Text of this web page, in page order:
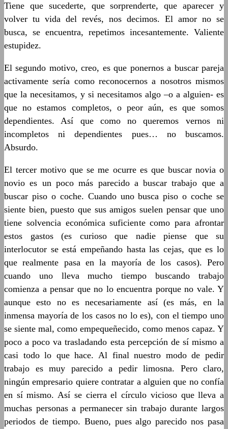
Tiene que sucederte, que sorprenderte, que aparecer y
volver tu vida del revés, nos decimos. El amor no se
busca, se encuentra, repetimos incesantemente. Valiente
estupidez.
El segundo motivo, creo, es que ponernos a buscar pareja
activamente sería como reconocernos a nosotros mismos
que la necesitamos, y si necesitamos algo –o a alguien- es
que no estamos completos, o peor aún, es que somos
dependientes. Así que como no queremos vernos ni
incompletos ni dependientes pues… no buscamos.
Absurdo.
El tercer motivo que se me ocurre es que buscar novia o
novio es un poco más parecido a buscar trabajo que a
buscar piso o coche. Cuando uno busca piso o coche se
siente bien, puesto que sus amigos suelen pensar que uno
tiene solvencia económica suficiente como para afrontar
estos gastos (es curioso que nadie piense que su
interlocutor se está empeñando hasta las cejas, que es lo
que realmente pasa en la mayoría de los casos). Pero
cuando uno lleva mucho tiempo buscando trabajo
comienza a pensar que no lo encuentra porque no vale. Y
aunque esto no es necesariamente así (es más, en la
inmensa mayoría de los casos no lo es), con el tiempo uno
se siente mal, como empequeñecido, como menos capaz. Y
poco a poco va trasladando esta percepción de sí mismo a
casi todo lo que hace. Al final nuestro modo de pedir
trabajo es muy parecido a pedir limosna. Pero claro,
ningún empresario quiere contratar a alguien que no confía
en sí mismo. Así se cierra el círculo vicioso que lleva a
muchas personas a permanecer sin trabajo durante largos
periodos de tiempo. Bueno, pues algo parecido nos pasa